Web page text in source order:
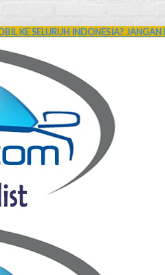
KE SELURUH INDONESIA?